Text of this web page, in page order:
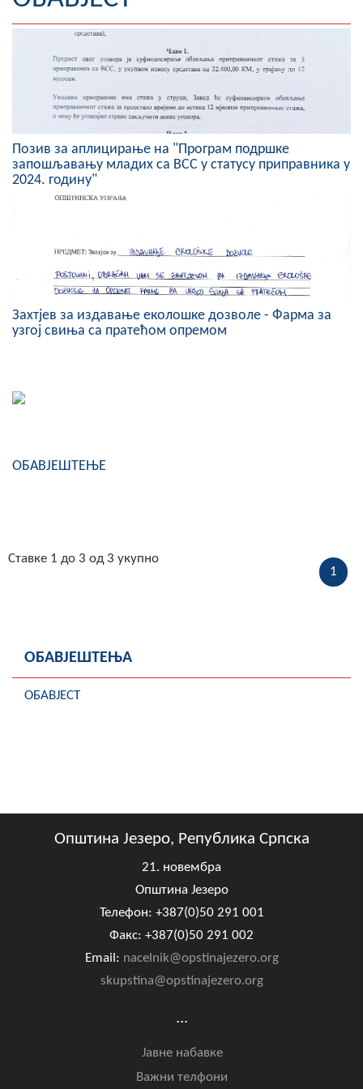
Географија
Насељена мјеста
Занимљивости
Фотогалерија
НАЧЕЛНИК
О Начелнику
Замјеник начелника
Извјештај о раду начелника
СКУПШТИНА
Вијести
Обавјештења
Заштита од пожара
ФИНАНСИЈЕ
ПРИВРЕДА
Туризам
Спорт
ЦИВИЛНА ЗАШТИТА
КОНТАКТ
Позив за аплицирање на "Програм подршке
запошљавању младих са ВСС у статусу приправника у
2024. годину"
Захтјев за издавање еколошке дозволе - Фарма за
узгој свиња са пратећом опремом
ОБАВЈЕШТЕЊЕ
1
Ставке 1 до 3 од 3 укупно
ОБАВЈЕШТЕЊА
ОБАВЈЕСТ
Општина Језеро, Република Српска
21. новембра
Општина Језеро
Телефон: +387(0)50 291 001
Факс: +387(0)50 291 002
Email: nacelnik@opstinajezero.org
skupstina@opstinajezero.org
...
Јавне набавке
Важни телфони